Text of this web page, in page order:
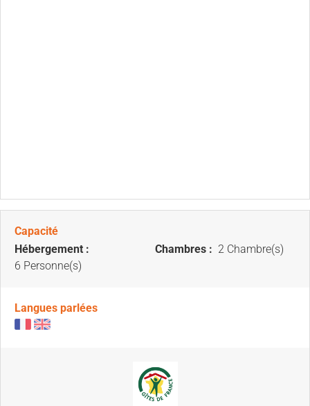
Capacité
Hébergement :
6 Personne(s)
Chambres : 2 Chambre(s)
Langues parlées